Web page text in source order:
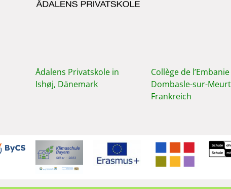
Ådalens Privatskole in
Ishøj, Dänemark
Collège de
Dombasle-sur-
Frankreich